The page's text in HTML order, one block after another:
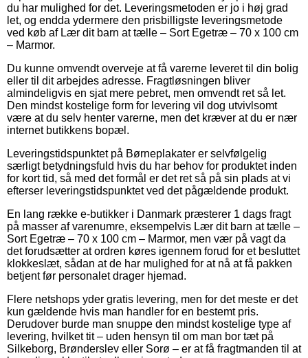
du har mulighed for det. Leveringsmetoden er jo i høj grad
let, og endda ydermere den prisbilligste leveringsmetode
ved køb af Lær dit barn at tælle – Sort Egetræ – 70 x 100 cm
– Marmor.
Du kunne omvendt overveje at få varerne leveret til din bolig
eller til dit arbejdes adresse. Fragtløsningen bliver
almindeligvis en sjat mere pebret, men omvendt ret så let.
Den mindst kostelige form for levering vil dog utvivlsomt
være at du selv henter varerne, men det kræver at du er nær
internet butikkens bopæl.
Leveringstidspunktet på Børneplakater er selvfølgelig
særligt betydningsfuld hvis du har behov for produktet inden
for kort tid, så med det formål er det ret så på sin plads at vi
efterser leveringstidspunktet ved det pågældende produkt.
En lang række e-butikker i Danmark præsterer 1 dags fragt
på masser af varenumre, eksempelvis Lær dit barn at tælle –
Sort Egetræ – 70 x 100 cm – Marmor, men vær på vagt da
det forudsætter at ordren køres igennem forud for et besluttet
klokkeslæt, sådan at de har mulighed for at nå at få pakken
betjent før personalet drager hjemad.
Flere netshops yder gratis levering, men for det meste er det
kun gældende hvis man handler for en bestemt pris.
Derudover burde man snuppe den mindst kostelige type af
levering, hvilket tit – uden hensyn til om man bor tæt på
Silkeborg, Brønderslev eller Sorø – er at få fragtmanden til at